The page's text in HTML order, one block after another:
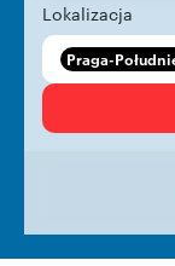
Lokalizacja
Praga-